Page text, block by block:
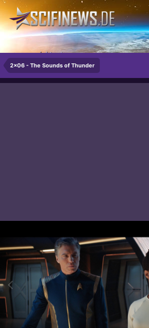
ausgezeichtnet...
2x06 - The Sounds of Thunder